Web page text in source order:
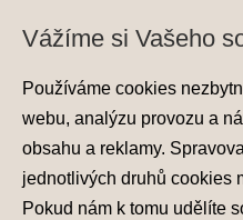
Ochrana
Vážíme si Vašeho
Používáme cookies
webu, analýzu provozu a
obsahu a reklamy.
jednotlivých druhů cookies
Pokud nám k tomu udělíte